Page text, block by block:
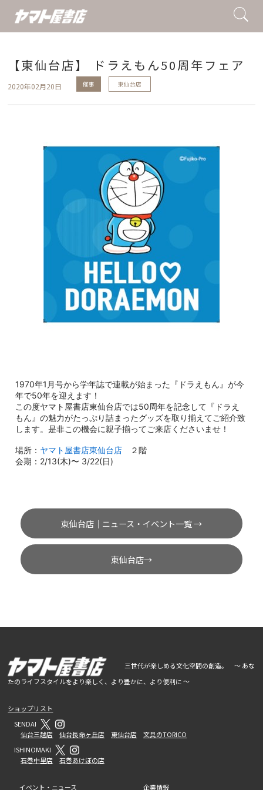
【東仙台店】 ドラえもん50周年フェア
2020年02月20日 催事 東仙台店
1970年1月号から学年誌で連載が始まった『ドラえもん』が今
年で50年を迎えます！
この度ヤマト屋書店東仙台店では50周年を記念して『ドラえ
もん』の魅力がたっぷり詰まったグッズを取り揃えてご紹介致
します。是非この機会に親子揃ってご来店くださいませ！
場所： ヤマト屋書店東仙台店 ２階
会期：2/13(木)〜 3/22(日)
東仙台店｜ニュース・イベント一覧 →
東仙台店→
三世代が楽しめる文化空間の創造。 ～ あな
たのライフスタイルをより楽しく、より豊かに、より便利に ～
ショップリスト
SENDAI
仙台三越店
仙台長命ヶ丘店 東仙台店
文具のTORICO
ISHINOMAKI
石巻中里店
石巻あけぼの店
イベント・ニュース 企業情報